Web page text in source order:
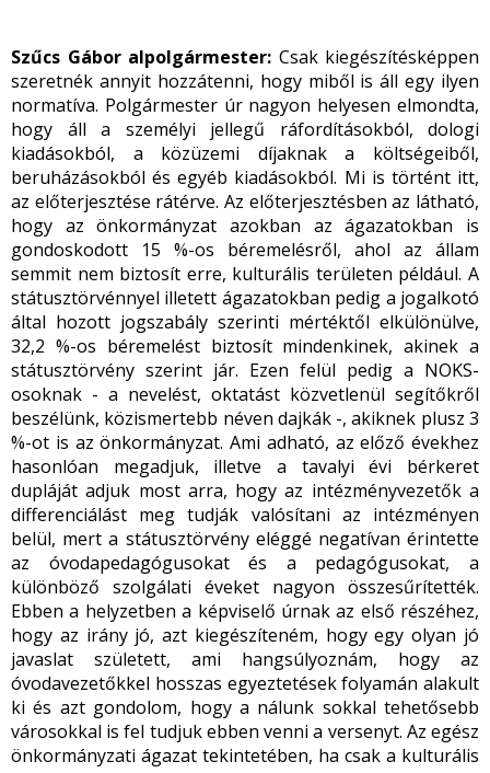
Szűcs Gábor alpolgármester: Csak kiegészítésképpen
szeretnék annyit hozzátenni, hogy miből is áll egy ilyen
normatíva. Polgármester úr nagyon helyesen elmondta,
hogy áll a személyi jellegű ráfordításokból, dologi
kiadásokból, a közüzemi díjaknak a költségeiből,
beruházásokból és egyéb kiadásokból. Mi is történt itt,
az előterjesztése rátérve. Az előterjesztésben az látható,
hogy az önkormányzat azokban az ágazatokban is
gondoskodott 15 %-os béremelésről, ahol az állam
semmit nem biztosít erre, kulturális területen például. A
státusztörvénnyel illetett ágazatokban pedig a jogalkotó
által hozott jogszabály szerinti mértéktől elkülönülve,
32,2 %-os béremelést biztosít mindenkinek, akinek a
státusztörvény szerint jár. Ezen felül pedig a NOKS-
osoknak - a nevelést, oktatást közvetlenül segítőkről
beszélünk, közismertebb néven dajkák -, akiknek plusz 3
%-ot is az önkormányzat. Ami adható, az előző évekhez
hasonlóan megadjuk, illetve a tavalyi évi bérkeret
dupláját adjuk most arra, hogy az intézményvezetők a
differenciálást meg tudják valósítani az intézményen
belül, mert a státusztörvény eléggé negatívan érintette
az óvodapedagógusokat és a pedagógusokat, a
különböző szolgálati éveket nagyon összesűrítették.
Ebben a helyzetben a képviselő úrnak az első részéhez,
hogy az irány jó, azt kiegészíteném, hogy egy olyan jó
javaslat született, ami hangsúlyoznám, hogy az
óvodavezetőkkel hosszas egyeztetések folyamán alakult
ki és azt gondolom, hogy a nálunk sokkal tehetősebb
városokkal is fel tudjuk ebben venni a versenyt. Az egész
önkormányzati ágazat tekintetében, ha csak a kulturális